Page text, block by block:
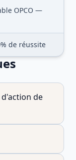
OPCO —
% de réussite
de